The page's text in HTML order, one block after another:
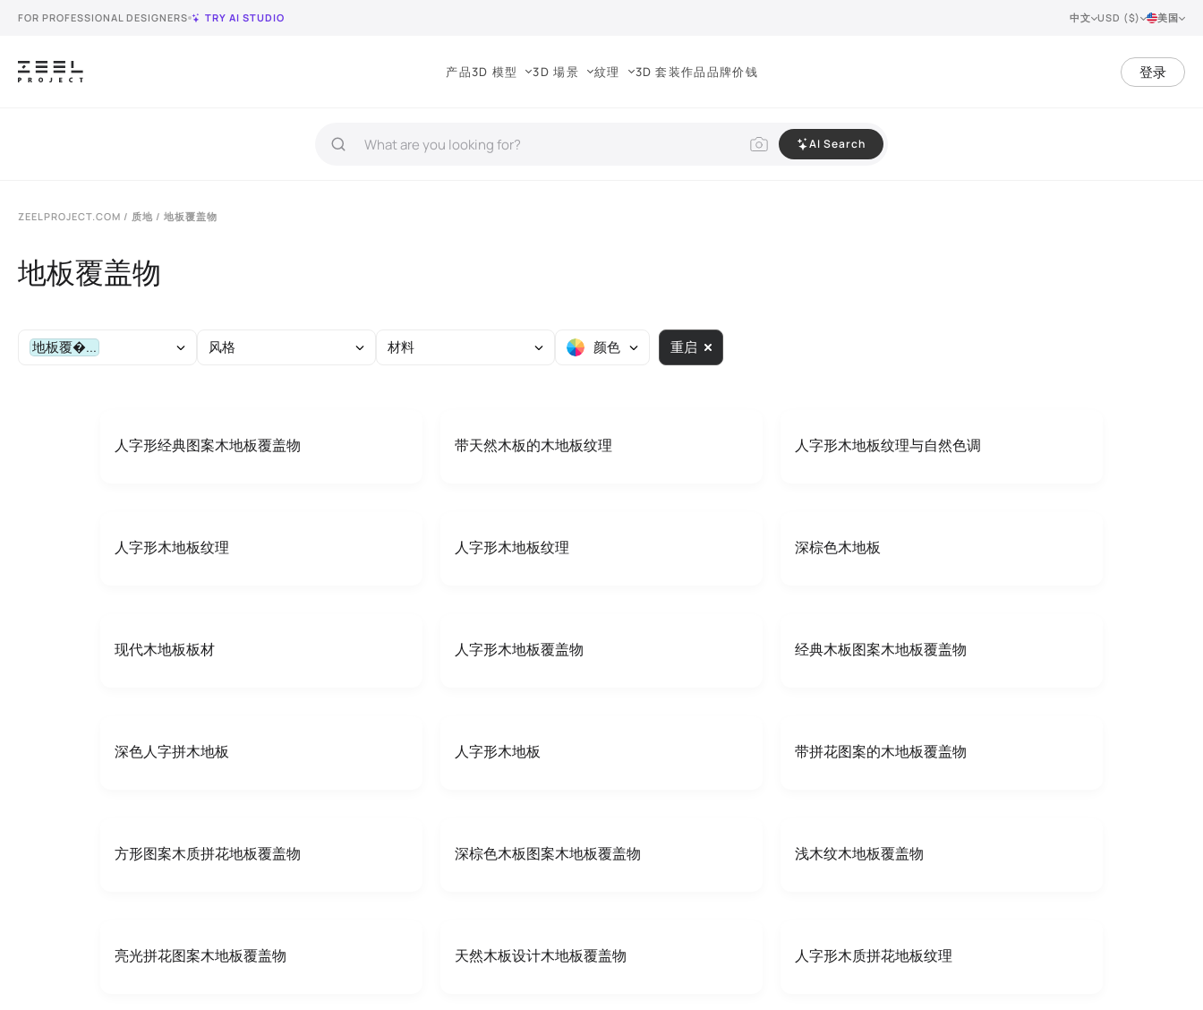
FOR PROFESSIONAL DESIGNERS TRY AI STUDIO 中文 USD ($) 美国
产品3D 模型 3D 場景 紋理 3D 套装作品品牌价钱 登录
AI Search
ZEELPROJECT.COM / 质地 / 地板覆盖物
地板覆盖物
地板覆�... 风格 材料 颜色 重启
人字形经典图案木地板覆盖物 带天然木板的木地板纹理 人字形木地板纹理与自然色调
人字形木地板纹理 人字形木地板纹理 深棕色木地板
现代木地板板材 人字形木地板覆盖物 经典木板图案木地板覆盖物
深色人字拼木地板 人字形木地板 带拼花图案的木地板覆盖物
方形图案木质拼花地板覆盖物 深棕色木板图案木地板覆盖物 浅木纹木地板覆盖物
亮光拼花图案木地板覆盖物 天然木板设计木地板覆盖物 人字形木质拼花地板纹理